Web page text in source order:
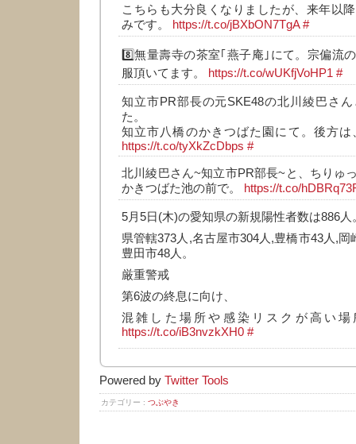
こちらも大分良くなりましたが、来年以
みです。
https://t.co/jBXbON7TgA #
8️⃣無量壽寺の茶室｢燕子庵｣にて。宗偏流
服頂いてます。
https://t.co/wUKfjVoHP1 #
知立市PR部長の元SKE48の北川綾巴さ
た。
知立市八橋のかきつばた園にて。後方
https://t.co/tyXkZcDbps #
北川綾巴さん~知立市PR部長~と、ちりゅ
かきつばた池の前で。
https://t.co/
5月5日(木)の愛知県の新規陽性者数は886人
県管轄373人,名古屋市304人,豊橋市43人,岡
豊田市48人。
厳重警戒
第6波の終息に向け、
混雑した場所や感染リスクが高い
https://t.co/iB3nvzkXH0 #
Powered by Twitter Tools
カテゴリー : つぶやき